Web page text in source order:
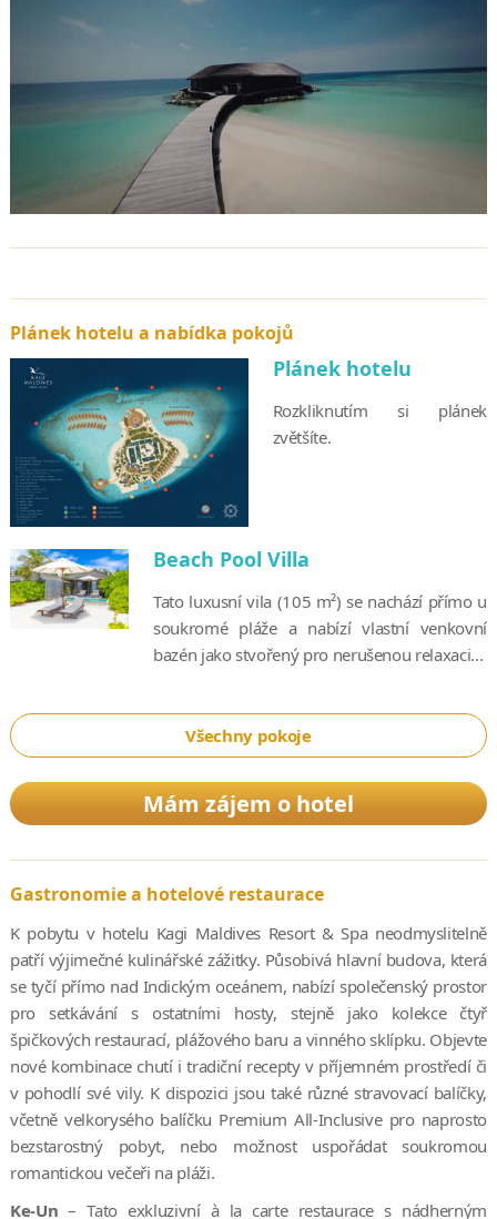
Plánek hotelu a nabídka pokojů
Plánek hotelu
Rozkliknutím si plánek
zvětšíte.
Beach Pool Villa
Tato luxusní vila (105 m²) se nachází přímo u
soukromé pláže a nabízí vlastní venkovní
bazén jako stvořený pro nerušenou relaxaci...
Všechny pokoje
Mám zájem o hotel
Gastronomie a hotelové restaurace
K pobytu v hotelu Kagi Maldives Resort & Spa neodmyslitelně
patří výjimečné kulinářské zážitky. Působivá hlavní budova, která
se tyčí přímo nad Indickým oceánem, nabízí společenský prostor
pro setkávání s ostatními hosty, stejně jako kolekce čtyř
špičkových restaurací, plážového baru a vinného sklípku. Objevte
nové kombinace chutí i tradiční recepty v příjemném prostředí či
v pohodlí své vily. K dispozici jsou také různé stravovací balíčky,
včetně velkorysého balíčku Premium All-Inclusive pro naprosto
bezstarostný pobyt, nebo možnost uspořádat soukromou
romantickou večeři na pláži.
Ke-Un– Tato exkluzivní à la carte restaurace s nádherným